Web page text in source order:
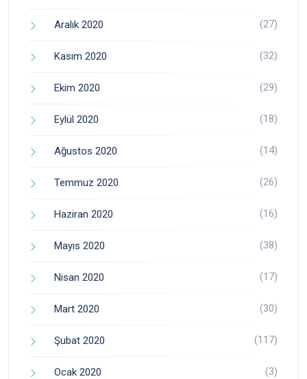
Aralık 2020 (27)
Kasım 2020 (32)
Ekim 2020 (29)
Eylül 2020 (18)
Ağustos 2020 (14)
Temmuz 2020 (26)
Haziran 2020 (16)
Mayıs 2020 (38)
Nisan 2020 (17)
Mart 2020 (30)
Şubat 2020 (117)
Ocak 2020 (3)